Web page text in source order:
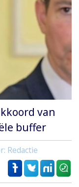
van
buffer
Redactie